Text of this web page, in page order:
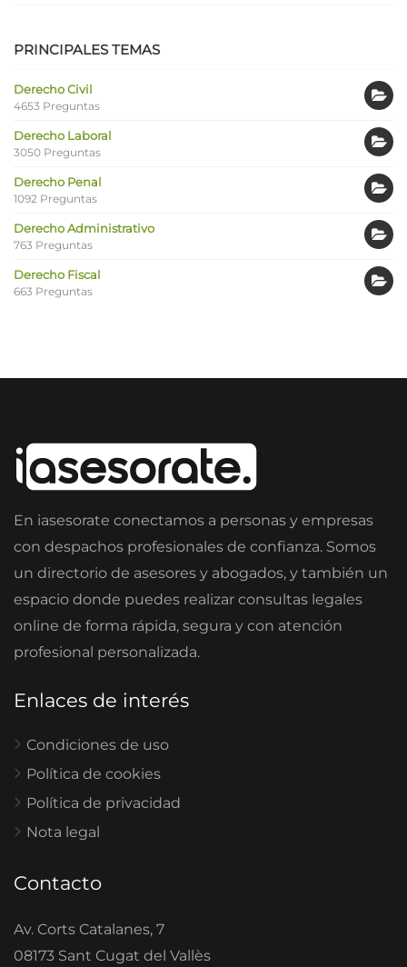
PRINCIPALES TEMAS
Derecho Civil
4653 Preguntas
Derecho Laboral
3050 Preguntas
Derecho Penal
1092 Preguntas
Derecho Administrativo
763 Preguntas
Derecho Fiscal
663 Preguntas
En iasesorate conectamos a personas y empresas
con despachos profesionales de confianza. Somos
un directorio de asesores y abogados, y también un
espacio donde puedes realizar consultas legales
online de forma rápida, segura y con atención
profesional personalizada.
Enlaces de interés
Condiciones de uso
Política de cookies
Política de privacidad
Nota legal
Contacto
Av. Corts Catalanes, 7
08173 Sant Cugat del Vallès